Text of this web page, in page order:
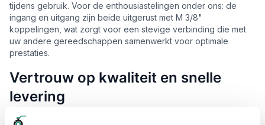
tijdens gebruik. Voor de enthousiastelingen onder ons: de
ingang en uitgang zijn beide uitgerust met M 3/8"
koppelingen, wat zorgt voor een stevige verbinding die met
uw andere gereedschappen samenwerkt voor optimale
prestaties.
Vertrouw op kwaliteit en snelle
levering
BijSlangenboer